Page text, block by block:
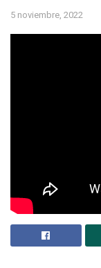
5 noviembre, 2022